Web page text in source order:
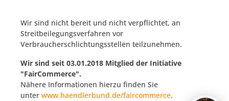
Wir sind nicht bereit und nicht verpflichtet, an
Streitbeilegungsverfahren vor
Verbraucherschlichtungsstellen teilzunehmen.
Wir sind seit 03.01.2018 Mitglied der Initiative
"FairCommerce".
Nähere Informationen hierzu finden Sie
unter www.haendlerbund.de/faircommerce.